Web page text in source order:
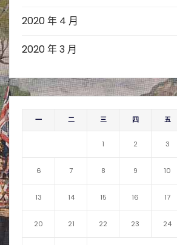
2020 年 4 月
2020 年 3 月
一 二 三 四 五
1 2 3
6 7 8 9 10
13 14 15 16 17
20 21 22 23 24